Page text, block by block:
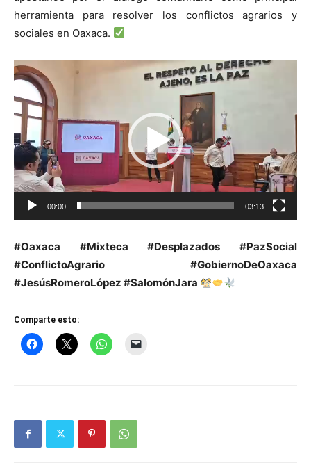
herramienta para resolver los conflictos agrarios y
sociales en Oaxaca.
Reproductor
vídeo
00:00 03:13
#Oaxaca #Mixteca #Desplazados #PazSocial
#ConflictoAgrario #GobiernoDeOaxaca
#JesúsRomeroLópez #SalomónJara
Comparte esto: